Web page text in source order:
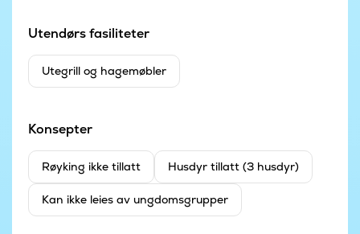
Utendørs fasiliteter
Utegrill og hagemøbler
Konsepter
Røyking ikke tillatt Husdyr tillatt (3 husdyr)
Kan ikke leies av ungdomsgrupper